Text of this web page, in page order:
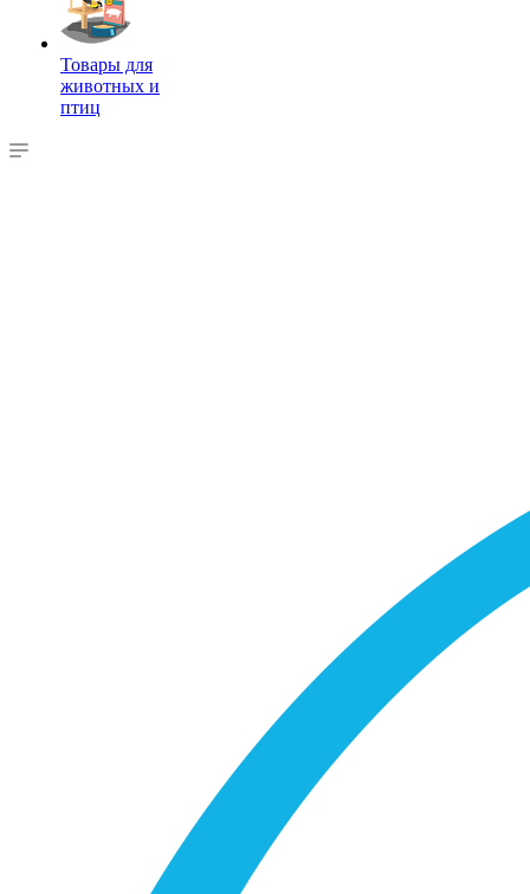
Товары для
животных и
птиц